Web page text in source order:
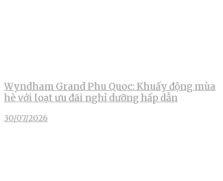
Wyndham Grand Phu Quoc: Khuấy động mùa
hè với loạt ưu đãi nghỉ dưỡng hấp dẫn
30/07/2026